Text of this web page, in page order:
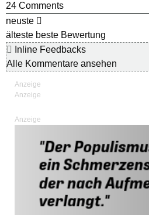
24 Comments
neuste
älteste beste Bewertung
Inline Feedbacks
Alle Kommentare ansehen
Anzeige